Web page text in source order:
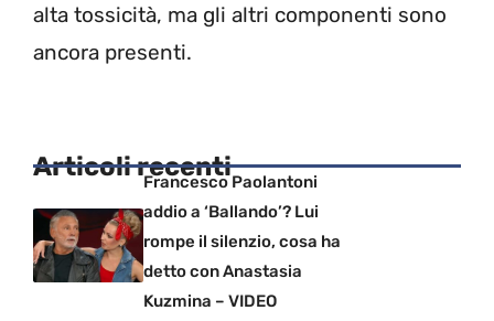
alta tossicità, ma gli altri componenti sono
ancora presenti.
Articoli recentiFrancesco Paolantoni
addio a ‘Ballando’? Lui
rompe il silenzio, cosa ha
detto con Anastasia
Kuzmina – VIDEO